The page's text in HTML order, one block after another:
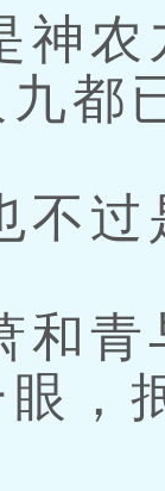
农
都
过
青
，